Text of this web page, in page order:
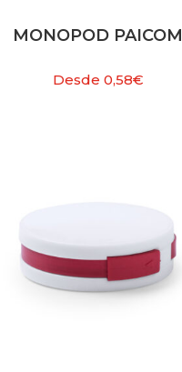
MONOPOD PAICOM
Desde 0,58€